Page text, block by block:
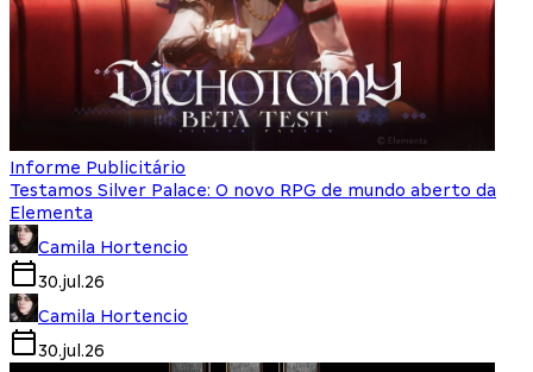
Informe Publicitário
Testamos Silver Palace: O novo RPG de mundo aberto da
Elementa
Camila Hortencio
30.jul.26
Camila Hortencio
30.jul.26